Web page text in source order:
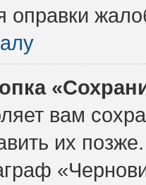
оправки
вам
их